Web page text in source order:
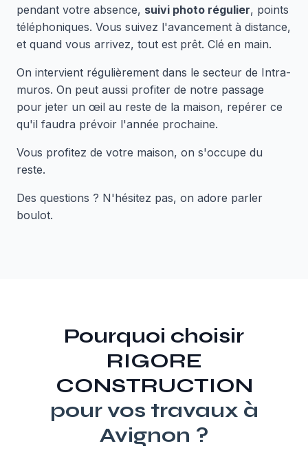
pendant votre absence, suivi photo régulier, points
téléphoniques. Vous suivez l'avancement à distance,
et quand vous arrivez, tout est prêt. Clé en main.
On intervient régulièrement dans le secteur de Intra-
muros. On peut aussi profiter de notre passage
pour jeter un œil au reste de la maison, repérer ce
qu'il faudra prévoir l'année prochaine.
Vous profitez de votre maison, on s'occupe du
reste.
Des questions ? N'hésitez pas, on adore parler
boulot.
Pourquoi choisir
RIGORE
CONSTRUCTION
pour vos travaux à
Avignon ?